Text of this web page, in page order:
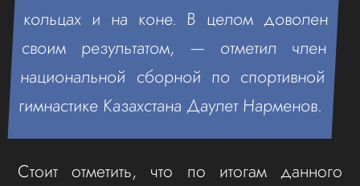
кольцах и на коне. В целом доволен
своим результатом, — отметил член
национальной сборной по спортивной
гимнастике Казахстана Даулет Нарменов.
Стоит отметить, что по итогам данного